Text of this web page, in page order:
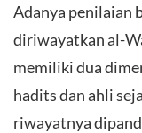
Adanya penilaian
diriwayatkan al-
memiliki dua
hadits dan ahli
riwayatnya